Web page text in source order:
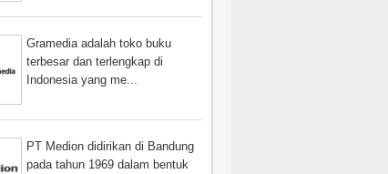
Gramedia adalah toko buku
terbesar dan terlengkap di
Indonesia yang me...
PT Medion didirikan di Bandung
pada tahun 1969 dalam bentuk